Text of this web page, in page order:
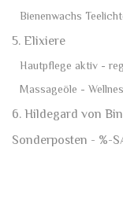
Bienenwachs
5. Elixiere
Hautpflege aktiv -
Massageöle -
6. Hildegard von
Sonderposten - %-